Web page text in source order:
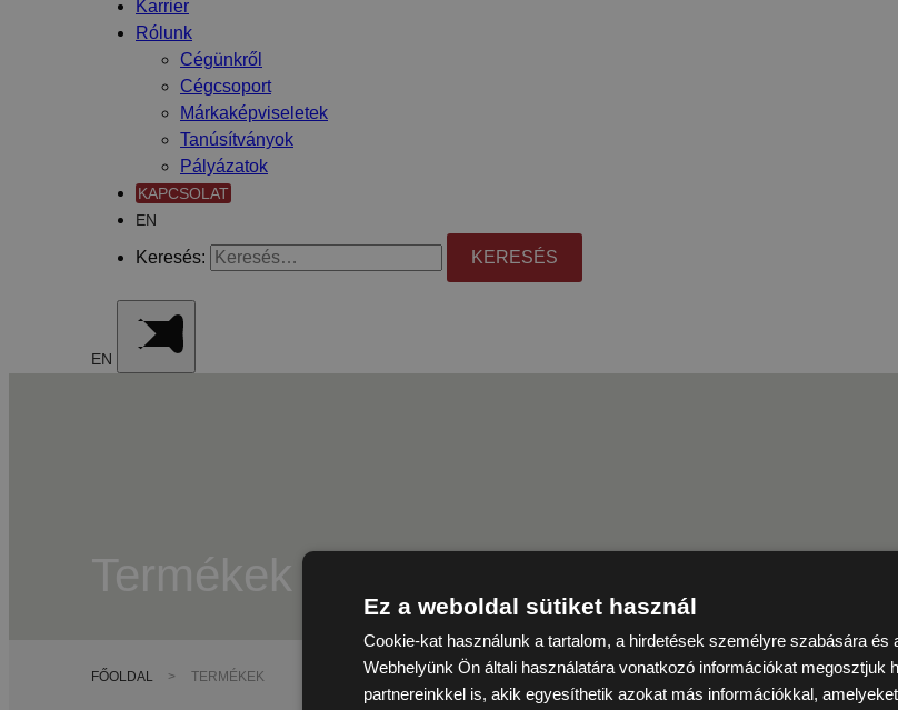
Karrier
Rólunk
Cégünkről
Cégcsoport
Márkaképviseletek
Tanúsítványok
Pályázatok
KAPCSOLAT
EN
Keresés:
EN
Termékek
FŐOLDAL > TERMÉKEK
Ez a weboldal sütiket használ
Cookie-kat használunk a tartalom, a hirdetések személyre szabására és
Webhelyünk Ön általi használatára vonatkozó információkat megosztjuk
partnereinkkel is, akik egyesíthetik azokat más információkkal,